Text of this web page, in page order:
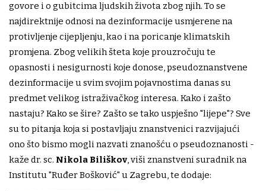
govore i o gubitcima ljudskih života zbog njih. To se
najdirektnije odnosi na dezinformacije usmjerene na
protivljenje cijepljenju, kao i na poricanje klimatskih
promjena. Zbog velikih šteta koje prouzročuju te
opasnosti i nesigurnosti koje donose, pseudoznanstvene
dezinformacije u svim svojim pojavnostima danas su
predmet velikog istraživačkog interesa. Kako i zašto
nastaju? Kako se šire? Zašto se tako uspješno "lijepe"? Sve
su to pitanja koja si postavljaju znanstvenici razvijajući
ono što bismo mogli nazvati znanošću o pseudoznanosti -
kaže dr. sc. Nikola Biliškov, viši znanstveni suradnik na
Institutu "Ruđer Bošković" u Zagrebu, te dodaje: